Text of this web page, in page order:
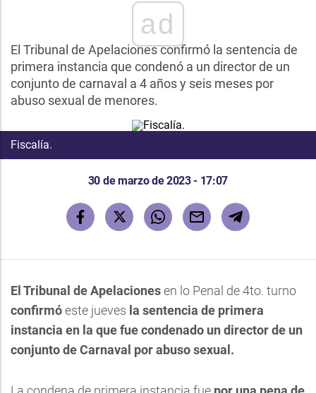
ad
El Tribunal de Apelaciones confirmó la sentencia de
primera instancia que condenó a un director de un
conjunto de carnaval a 4 años y seis meses por
abuso sexual de menores.
Fiscalía.
30 de marzo de 2023 - 17:07
El Tribunal de Apelacionesen lo Penal de 4to. turno
confirmóeste jueves la sentencia de primera
instancia en la que fue condenado un director de un
conjunto de Carnaval por abuso sexual.